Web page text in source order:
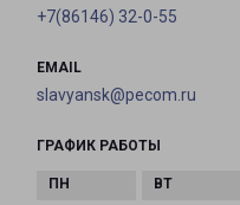
+7(86146) 32-0-55
EMAIL
slavyansk@pecom.ru
ГРАФИК РАБОТЫ